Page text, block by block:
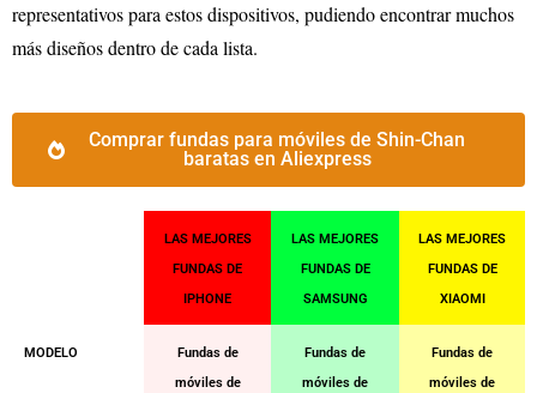
representativos para estos dispositivos, pudiendo encontrar muchos
más diseños dentro de cada lista.
Comprar fundas para móviles de Shin-Chan
baratas en Aliexpress
LAS MEJORES
FUNDAS DE
IPHONE
LAS MEJORES
FUNDAS DE
SAMSUNG
LAS MEJORES
FUNDAS DE
XIAOMI
MODELO
Fundas de
móviles de
Fundas de
móviles de
Fundas de
móviles de